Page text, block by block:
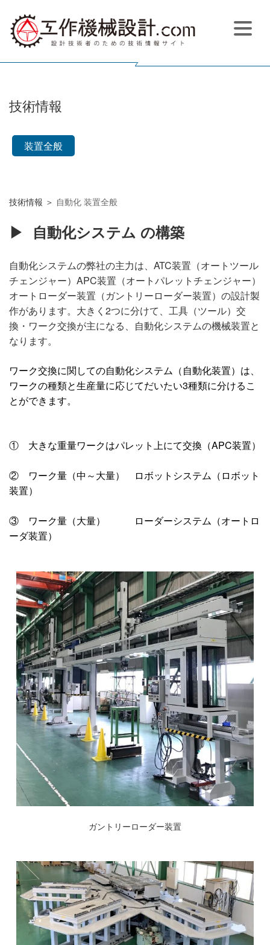
技術情報
装置全般
技術情報 自動化 装置全般
自動化システム の構築
自動化システムの弊社の主力は、ATC装置（オートツール
チェンジャー）APC装置（オートパレットチェンジャー）
オートローダー装置（ガントリーローダー装置）の設計製
作があります。大きく2つに分けて、工具（ツール）交
換・ワーク交換が主になる、自動化システムの機械装置と
なります。
ワーク交換に関しての自動化システム（自動化装置）は、
ワークの種類と生産量に応じてだいたい3種類に分けるこ
とができます。
① 大きな重量ワークはパレット上にて交換（APC装置）
② ワーク量（中～大量） ロボットシステム（ロボット
装置）
③ ワーク量（大量） ローダーシステム（オートロ
ーダ装置）
ガントリーローダー装置